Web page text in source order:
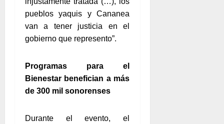
pueblos yaquis y Cananea
van a tener justicia en el
gobierno que represento”.
Programas para el
Bienestar benefician a más
de 300 mil sonorenses
Durante el evento, el